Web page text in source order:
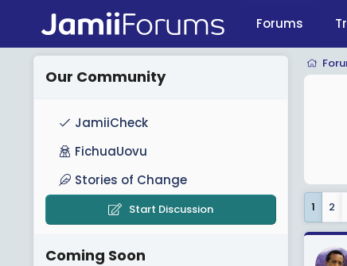
Forums
1 2
Our Community
JamiiCheck
FichuaUovu
Stories of Change
Start Discussion
Coming Soon